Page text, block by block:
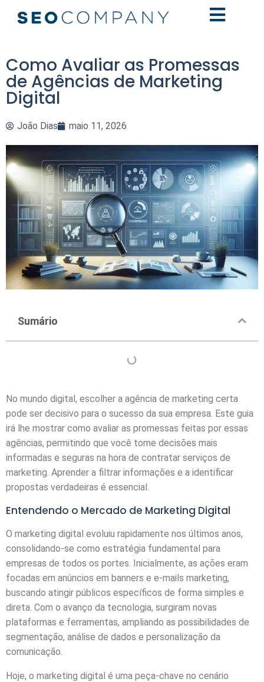
Como Avaliar as Promessas
de Agências de Marketing
Digital
João Dias maio 11, 2026
Sumário
No mundo digital, escolher a agência de marketing certa
pode ser decisivo para o sucesso da sua empresa. Este guia
irá lhe mostrar como avaliar as promessas feitas por essas
agências, permitindo que você tome decisões mais
informadas e seguras na hora de contratar serviços de
marketing. Aprender a filtrar informações e a identificar
propostas verdadeiras é essencial.
Entendendo o Mercado de Marketing Digital
O marketing digital evoluiu rapidamente nos últimos anos,
consolidando-se como estratégia fundamental para
empresas de todos os portes. Inicialmente, as ações eram
focadas em anúncios em banners e e-mails marketing,
buscando atingir públicos específicos de forma simples e
direta. Com o avanço da tecnologia, surgiram novas
plataformas e ferramentas, ampliando as possibilidades de
segmentação, análise de dados e personalização da
comunicação.
Hoje, o marketing digital é uma peça-chave no cenário